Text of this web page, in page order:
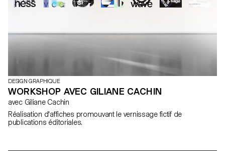
DESIGN GRAPHIQUE
WORKSHOP AVEC GILIANE CACHIN
avec Giliane Cachin
Réalisation d'affiches promouvant le vernissage fictif de
publications éditoriales.